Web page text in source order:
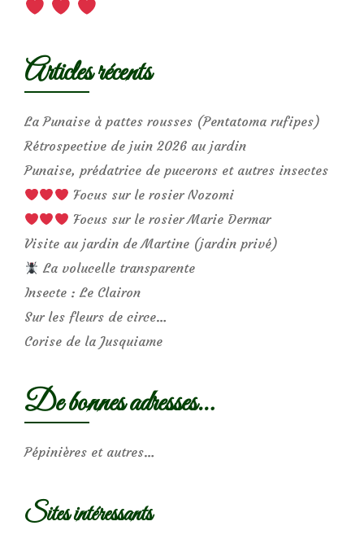
Articles récents
La Punaise à pattes rousses (Pentatoma rufipes)
Rétrospective de juin 2026 au jardin
Punaise, prédatrice de pucerons et autres insectes
Focus sur le rosier Nozomi
Focus sur le rosier Marie Dermar
Visite au jardin de Martine (jardin privé)
La volucelle transparente
Insecte : Le Clairon
Sur les fleurs de circe…
Corise de la Jusquiame
De bonnes adresses…
Pépinières et autres…
Sites intéressants